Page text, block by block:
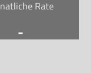
Rate
-